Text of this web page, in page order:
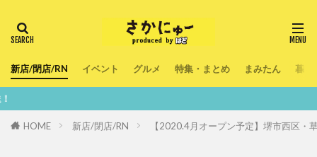
新店/閉店/RN イベント グルメ 特集・まとめ まみたん 暮ら
HOME 新店/閉店/RN 【2020.4月オープン予定】堺市西区・